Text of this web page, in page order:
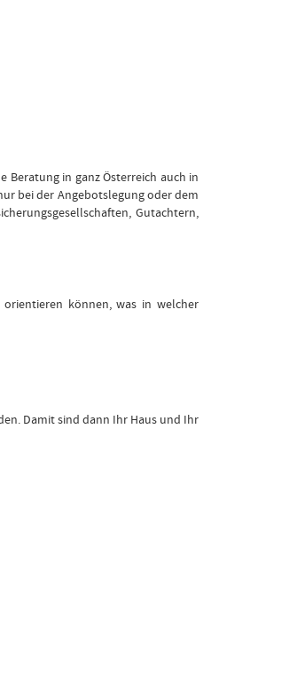
in ganz Österreich auch in
bei der Angebotslegung oder dem
Gutachtern,
orientieren können, was in welcher
Damit sind dann Ihr Haus und Ihr